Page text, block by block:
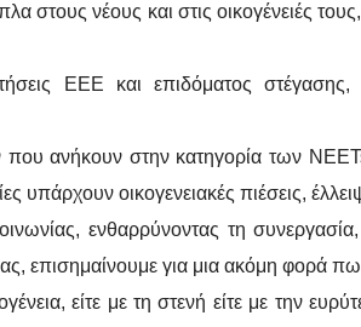
στους νέους και στις οικογένειές
ΕΕΕ και επιδόματος
που ανήκουν στην κατηγορία των
οικογενειακές πιέσεις,
ενθαρρύνοντας τη
επισημαίνουμε για μια ακόμη φορά
είτε με τη στενή είτε με την